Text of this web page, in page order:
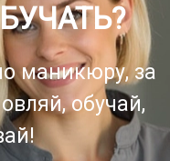
маникюру, за
обучай,